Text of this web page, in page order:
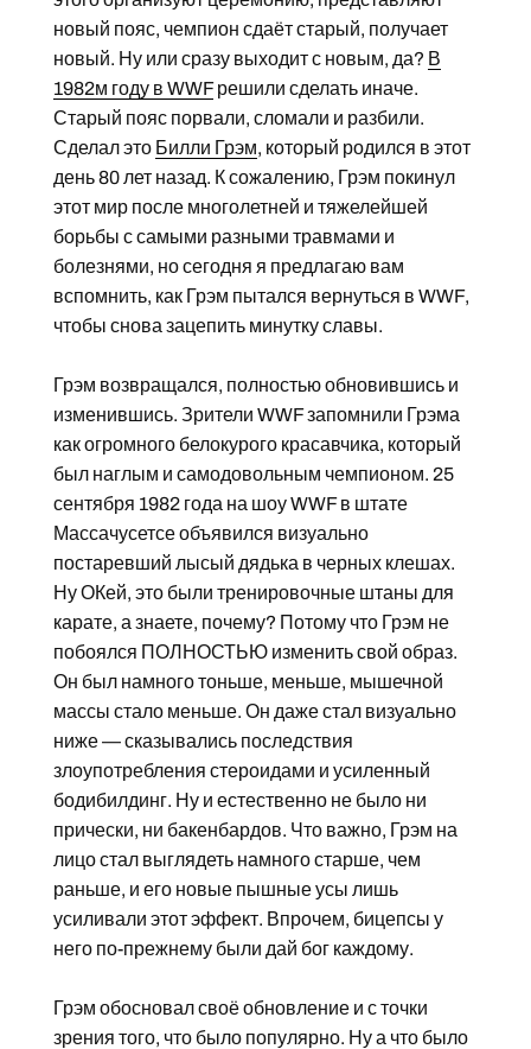
новый пояс, чемпион сдаёт старый, получает
новый. Ну или сразу выходит с новым, да? В
1982м году в WWFрешили сделать иначе.
Старый пояс порвали, сломали и разбили.
Сделал это Билли Грэм, который родился в этот
день 80 лет назад. К сожалению, Грэм покинул
этот мир после многолетней и тяжелейшей
борьбы с самыми разными травмами и
болезнями, но сегодня я предлагаю вам
вспомнить, как Грэм пытался вернуться в WWF,
чтобы снова зацепить минутку славы.
Грэм возвращался, полностью обновившись и
изменившись. Зрители WWF запомнили Грэма
как огромного белокурого красавчика, который
был наглым и самодовольным чемпионом. 25
сентября 1982 года на шоу WWF в штате
Массачусетсе объявился визуально
постаревший лысый дядька в черных клешах.
Ну ОКей, это были тренировочные штаны для
карате, а знаете, почему? Потому что Грэм не
побоялся ПОЛНОСТЬЮ изменить свой образ.
Он был намного тоньше, меньше, мышечной
массы стало меньше. Он даже стал визуально
ниже — сказывались последствия
злоупотребления стероидами и усиленный
бодибилдинг. Ну и естественно не было ни
прически, ни бакенбардов. Что важно, Грэм на
лицо стал выглядеть намного старше, чем
раньше, и его новые пышные усы лишь
усиливали этот эффект. Впрочем, бицепсы у
него по-прежнему были дай бог каждому.
Грэм обосновал своё обновление и с точки
зрения того, что было популярно. Ну а что было